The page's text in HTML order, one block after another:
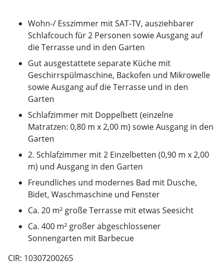
Wohn-/ Esszimmer mit SAT-TV, ausziehbarer
Schlafcouch für 2 Personen sowie Ausgang auf
die Terrasse und in den Garten
Gut ausgestattete separate Küche mit
Geschirrspülmaschine, Backofen und Mikrowelle
sowie Ausgang auf die Terrasse und in den
Garten
Schlafzimmer mit Doppelbett (einzelne
Matratzen: 0,80 m x 2,00 m) sowie Ausgang in den
Garten
2. Schlafzimmer mit 2 Einzelbetten (0,90 m x 2,00
m) und Ausgang in den Garten
Freundliches und modernes Bad mit Dusche,
Bidet, Waschmaschine und Fenster
Ca. 20 m² große Terrasse mit etwas Seesicht
Ca. 400 m² großer abgeschlossener
Sonnengarten mit Barbecue
CIR: 10307200265